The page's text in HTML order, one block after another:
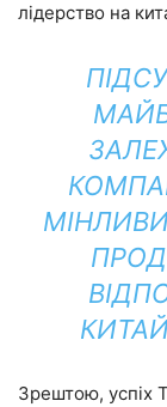
лідерство на
Зрештою, успіх